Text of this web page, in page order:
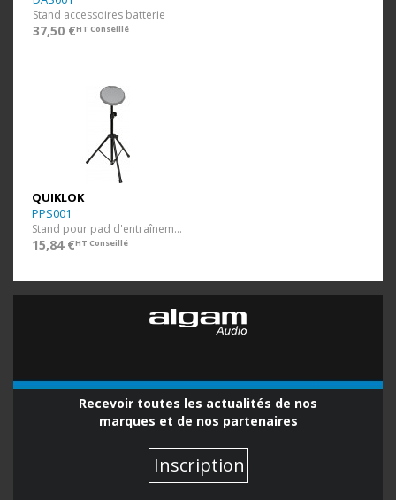
Stand accessoires batterie
37,50 €HT Conseillé
QUIKLOK
PPS001
Stand pour pad d'entraînement + housse nylon
15,84 €HT Conseillé
Recevoir toutes les actualités de nos
marques et de nos partenaires
Inscription